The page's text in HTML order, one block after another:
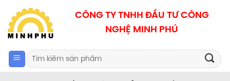
qua
nội
CÔNG TY TNHH ĐẦU TƯ CÔNG
NGHỆ MINH PHÚ
Search
for: